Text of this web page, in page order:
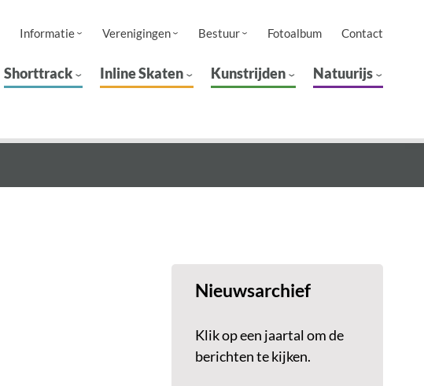
Informatie Verenigingen Bestuur Fotoalbum Contact
Shorttrack Inline Skaten Kunstrijden Natuurijs
Nieuwsarchief
Klik op een jaartal om de
berichten te kijken.